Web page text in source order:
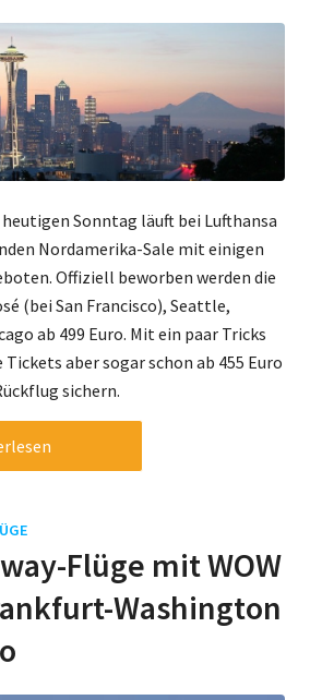
Sonntag läuft bei Lufthansa
Nordamerika-Sale mit einigen
Offiziell beworben werden die
(bei San Francisco), Seattle,
ab 499 Euro. Mit ein paar Tricks
aber sogar schon ab 455 Euro
sichern.
Flüge mit WOW
Washington